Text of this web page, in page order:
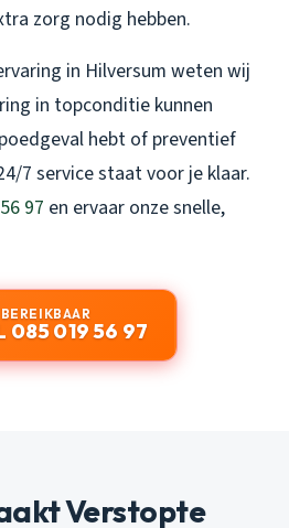
zorg nodig hebben.
in Hilversum weten wij
in topconditie kunnen
hebt of preventief
7 service staat voor je klaar.
97 en ervaar onze snelle,
085 019 56 97
Verstopte